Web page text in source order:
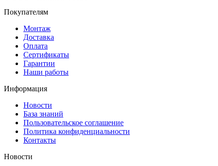
Покупателям
Монтаж
Доставка
Оплата
Сертификаты
Гарантии
Наши работы
Информация
Новости
База знаний
Пользовательское соглашение
Политика конфиденциальности
Контакты
Новости